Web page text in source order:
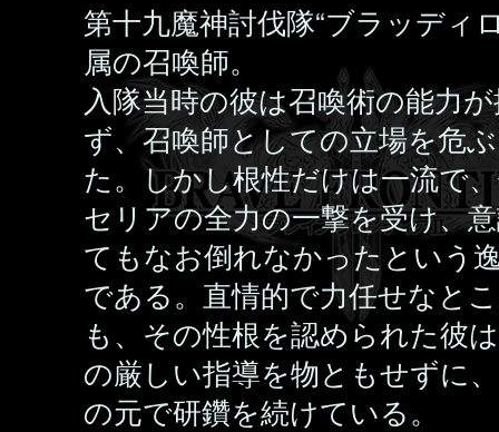
第十九魔神討伐隊“ブラッディ
属の召喚師。
入隊当時の彼は召喚術の能力
ず、召喚師としての立場を危
た。しかし根性だけは一流で
セリアの全力の一撃を受け、
てもなお倒れなかったという
である。直情的で力任せなと
も、その性根を認められた彼
の厳しい指導を物ともせずに
の元で研鑽を続けている。